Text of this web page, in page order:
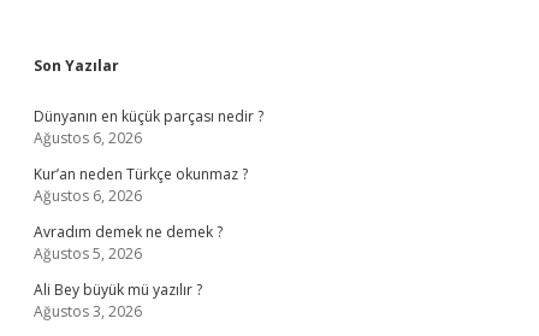
Sidebar
Son Yazılar
Dünyanın en küçük parçası nedir ?
Ağustos 6, 2026
Kur’an neden Türkçe okunmaz ?
Ağustos 6, 2026
Avradım demek ne demek ?
Ağustos 5, 2026
Ali Bey büyük mü yazılır ?
Ağustos 3, 2026